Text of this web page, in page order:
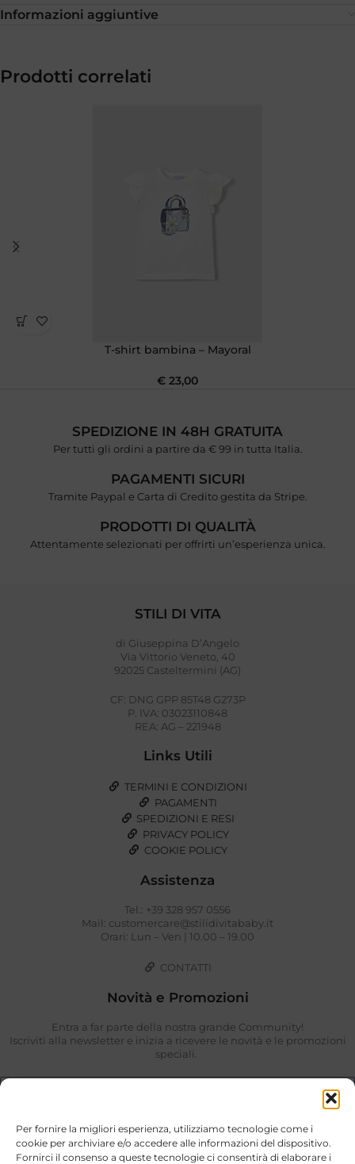
Per fornire la migliori esperienza, utilizziamo tecnologie come i
cookie per archiviare e/o accedere alle informazioni del dispositivo.
Fornirci il consenso a queste tecnologie ci consentirà di elaborare i
Informazioni aggiuntive
Prodotti correlati
T-shirt bambina – Mayoral
€ 23,00
SPEDIZIONE IN 48H GRATUITA
Per tutti gli ordini a partire da € 99 in tutta Italia.
PAGAMENTI SICURI
Tramite Paypal e Carta di Credito gestita da Stripe.
PRODOTTI DI QUALITÀ
Attentamente selezionati per offrirti un’esperienza unica.
STILI DI VITA
di Giuseppina D’Angelo
Via Vittorio Veneto, 40
92025 Casteltermini (AG)
CF: DNG GPP 85T48 G273P
P. IVA: 03023110848
REA: AG – 221948
Links Utili
TERMINI E CONDIZIONI
PAGAMENTI
SPEDIZIONI E RESI
PRIVACY POLICY
COOKIE POLICY
Assistenza
Tel.: +39 328 957 0556
Mail: customercare@stilidivitababy.it
Orari: Lun – Ven | 10.00 – 19.00
CONTATTI
Novità e Promozioni
Entra a far parte della nostra grande Community!
Iscriviti alla newsletter e inizia a ricevere le novità e le promozioni
speciali.